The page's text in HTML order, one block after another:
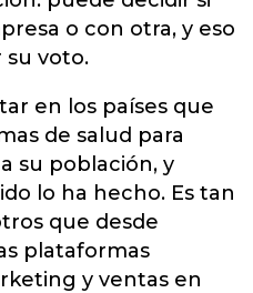
o con otra, y eso
su voto.
en los países que
de salud para
su población, y
lo ha hecho. Es tan
que desde
plataformas
y ventas en